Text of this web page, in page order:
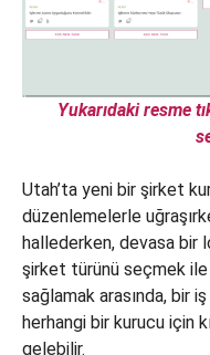
Yukarıdaki resme
Utah’ta yeni bir şirket
düzenlemelerle
hallederken, devasa bir
şirket türünü seçmek ile
sağlamak arasında, bir
herhangi bir kurucu için
gelebilir.